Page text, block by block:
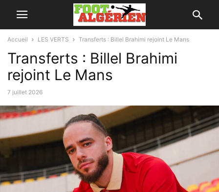
Accueil LES VERTS Transferts : Billel Brahimi rejoint Le Mans
Transferts : Billel Brahimi
rejoint Le Mans
7 juillet 2026